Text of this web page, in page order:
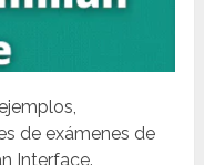
de exámenes de
Interface.